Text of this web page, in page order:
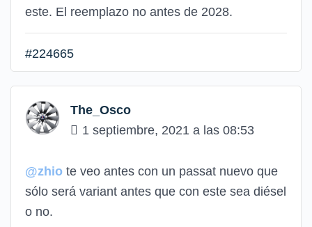
este. El reemplazo no antes de 2028.
#224665
The_Osco
1 septiembre, 2021 a las 08:53
@zhio te veo antes con un passat nuevo que
sólo será variant antes que con este sea diésel
o no.